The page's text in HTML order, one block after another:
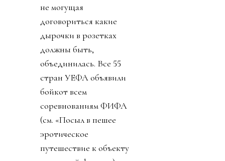
не могущая
договориться какие
дырочки в розетках
должны быть,
объединилась. Все 55
стран УЕФА объявили
бойкот всем
соревнованиям ФИФА
(см. «Посыл в пешее
эротическое
путешествие к объекту